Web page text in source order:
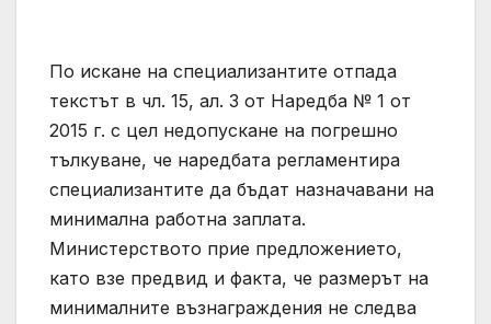
По искане на специализантите отпада
текстът в чл. 15, ал. 3 от Наредба № 1 от
2015 г. с цел недопускане на погрешно
тълкуване, че наредбата регламентира
специализантите да бъдат назначавани на
минимална работна заплата.
Министерството прие предложението,
като взе предвид и факта, че размерът на
минималните възнаграждения не следва